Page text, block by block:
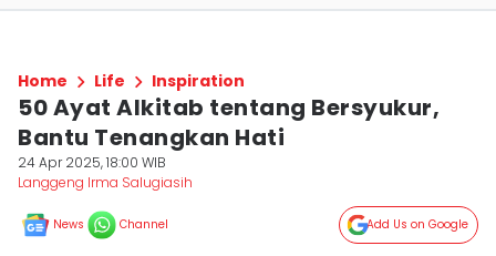
Home Life Inspiration
50 Ayat Alkitab tentang Bersyukur,
Bantu Tenangkan Hati
24 Apr 2025, 18:00 WIB
Langgeng Irma Salugiasih
News Channel Add Us on Google